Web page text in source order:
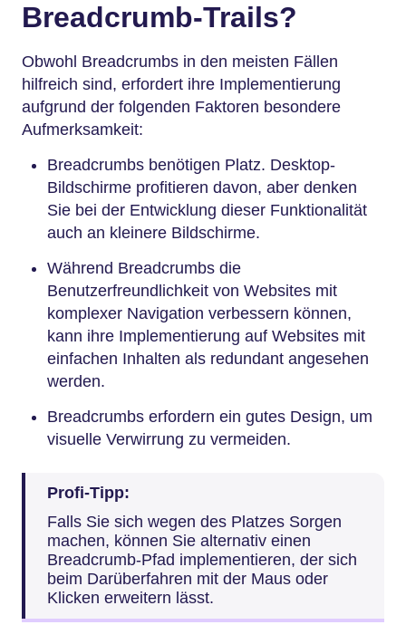
Breadcrumb-Trails?
Obwohl Breadcrumbs in den meisten Fällen
hilfreich sind, erfordert ihre Implementierung
aufgrund der folgenden Faktoren besondere
Aufmerksamkeit:
Breadcrumbs benötigen Platz. Desktop-
Bildschirme profitieren davon, aber denken
Sie bei der Entwicklung dieser Funktionalität
auch an kleinere Bildschirme.
Während Breadcrumbs die
Benutzerfreundlichkeit von Websites mit
komplexer Navigation verbessern können,
kann ihre Implementierung auf Websites mit
einfachen Inhalten als redundant angesehen
werden.
Breadcrumbs erfordern ein gutes Design, um
visuelle Verwirrung zu vermeiden.
Profi-Tipp:
Falls Sie sich wegen des Platzes Sorgen
machen, können Sie alternativ einen
Breadcrumb-Pfad implementieren, der sich
beim Darüberfahren mit der Maus oder
Klicken erweitern lässt.